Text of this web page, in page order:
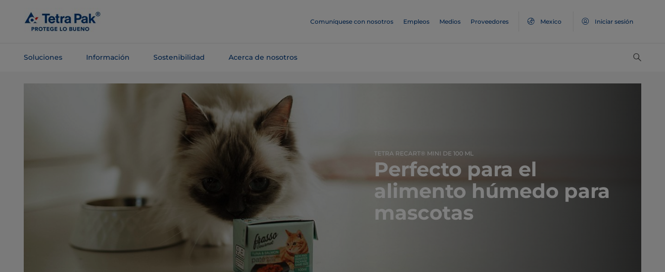
contenido
principal
Comuníquese con nosotros Empleos Medios Proveedores Mexico Iniciar sesión
Soluciones Información Sostenibilidad Acerca de nosotros
TETRA RECART® MINI DE 100 ML
Perfecto para el
alimento húmedo para
mascotas​